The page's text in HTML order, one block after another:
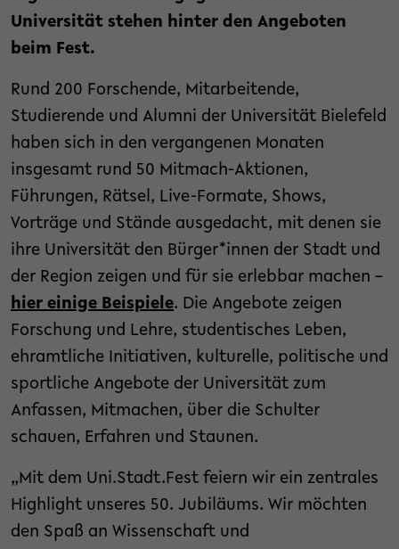
Universität stehen hinter den Angeboten
beim Fest.
Rund 200 Forschende, Mitarbeitende,
Studierende und Alumni der Universität Bielefeld
haben sich in den vergangenen Monaten
insgesamt rund 50 Mitmach-Aktionen,
Führungen, Rätsel, Live-Formate, Shows,
Vorträge und Stände ausgedacht, mit denen sie
ihre Universität den Bürger*innen der Stadt und
der Region zeigen und für sie erlebbar machen –
hier einige Beispiele. Die Angebote zeigen
Forschung und Lehre, studentisches Leben,
ehramtliche Initiativen, kulturelle, politische und
sportliche Angebote der Universität zum
Anfassen, Mitmachen, über die Schulter
schauen, Erfahren und Staunen.
„Mit dem Uni.Stadt.Fest feiern wir ein zentrales
Highlight unseres 50. Jubiläums. Wir möchten
den Spaß an Wissenschaft und